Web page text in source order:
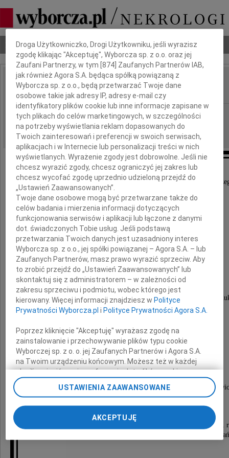
Nekrologi Odeszli Poradnik pogrzebowy
IMIĘ I NAZWISKO: Witold Kiciński
REGION: Gdańsk
DATA EMISJI: 24.09.2021
Z głębokim żalem zawiadamiamy o śmierci
dyr. mgr inż.
Witolda Kicińskiego
absolwenta Politechniki Gdańskiej,
długoletniego pracownika, dyrektora i organizatora
Cedat.
Msza żałobna w intencji Zmarłego będzie
24.09.2021 roku o godzinie 12.00
w kościele pw. św. Kingi w Kowalach.
Pogrzeb odbędzie się również w piątek 24.09.2021
o godzinie 14.00 na cmentarzu Łostowickim w
Dbamy o Twoją prywatność
Droga Użytkowniczko, Drogi Użytkowniku, jeśli wyrazisz
zgodę klikając "Akceptuję", Wyborcza sp. z o.o. oraz jej
Zaufani Partnerzy, w tym [874 ] Zaufanych Partnerów IAB,
jak również Agora S.A. będąca spółką powiązaną z
Wyborcza sp. z o.o., będą przetwarzać Twoje dane
osobowe takie jak adresy IP, adresy e-mail czy
identyfikatory plików cookie lub inne informacje zapisane w
tych plikach do celów marketingowych, w szczególności
na potrzeby wyświetlania reklam dopasowanych do
Twoich zainteresowań i preferencji w swoich serwisach,
aplikacjach i w Internecie lub personalizacji treści w nich
wyświetlanych. Wyrażenie zgody jest dobrowolne. Jeśli nie
chcesz wyrazić zgody, chcesz ograniczyć jej zakres lub
chcesz wycofać zgodę uprzednio udzieloną przejdź do
„Ustawień Zaawansowanych”.
Twoje dane osobowe mogą być przetwarzane także do
celów badania i mierzenia informacji dotyczących
funkcjonowania serwisów i aplikacji lub łączone z danymi
dot. świadczonych Tobie usług. Jeśli podstawą
przetwarzania Twoich danych jest uzasadniony interes
Wyborcza sp. z o.o., jej spółki powiązanej – Agora S.A. – lub
Zaufanych Partnerów, masz prawo wyrazić sprzeciw. Aby
to zrobić przejdź do „Ustawień Zaawansowanych” lub
skontaktuj się z administratorem – w zależności od
zakresu sprzeciwu i podmiotu, wobec którego jest
kierowany. Więcej informacji znajdziesz w Polityce
Prywatności Wyborcza.pl i Polityce Prywatności Agora S.A.
Poprzez kliknięcie "Akceptuję" wyrażasz zgodę na
zainstalowanie i przechowywanie plików typu cookie
Wyborczej sp. z o. o. jej Zaufanych Partnerów i Agora S.A.
na Twoim urządzeniu końcowym. Możesz też w każdej
chwili zmienić swoje preferencje dot. plików cookie,
ponownie wywołując narzędzie do zarządzania Twoimi
preferencjami dot. przetwarzania danych poprzez
przechodząc do sekcji „Ustawienia zaawansowane”.
Zmiana ustawień plików cookie możliwa jest także za
USTAWIENIA ZAAWANSOWANE
AKCEPTUJĘ